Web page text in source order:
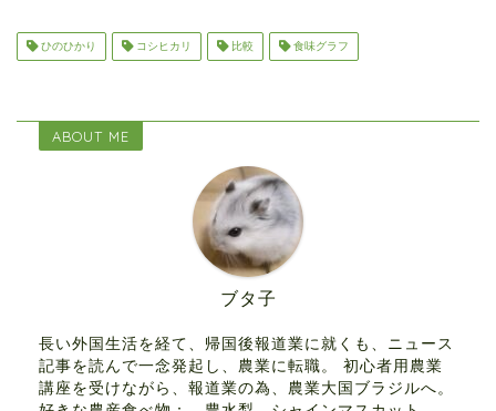
ひのひかり コシヒカリ 比較 食味グラフ
ABOUT ME
ブタ子
長い外国生活を経て、帰国後報道業に就くも、ニュース
記事を読んで一念発起し、農業に転職。 初心者用農業
講座を受けながら、報道業の為、農業大国ブラジルへ。